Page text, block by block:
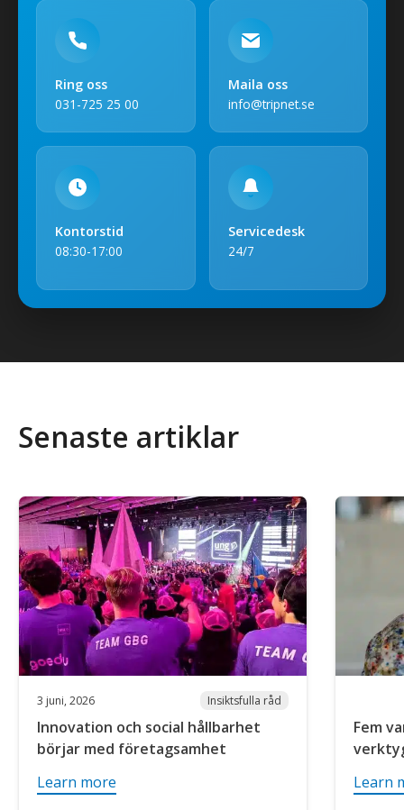
Ring oss
031-725 25 00
Maila oss
info@tripnet.se
Kontorstid
08:30-17:00
Servicedesk
24/7
Senaste artiklar
3 juni, 2026 Insiktsfulla råd
Innovation och social hållbarhet
börjar med företagsamhet
Learn more
Fem
Learn